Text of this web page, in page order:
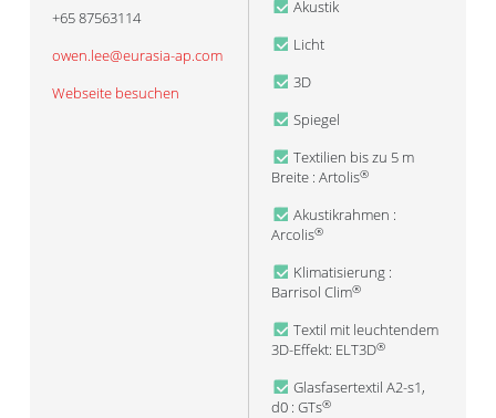
+65 87563114
owen.lee@eurasia-ap.com
Webseite besuchen
Akustik
Licht
3D
Spiegel
Textilien bis zu 5 m
Breite : Artolis®
Akustikrahmen :
Arcolis®
Klimatisierung :
Barrisol Clim®
Textil mit leuchtendem
3D-Effekt: ELT3D®
Glasfasertextil A2-s1,
d0 : GTs®